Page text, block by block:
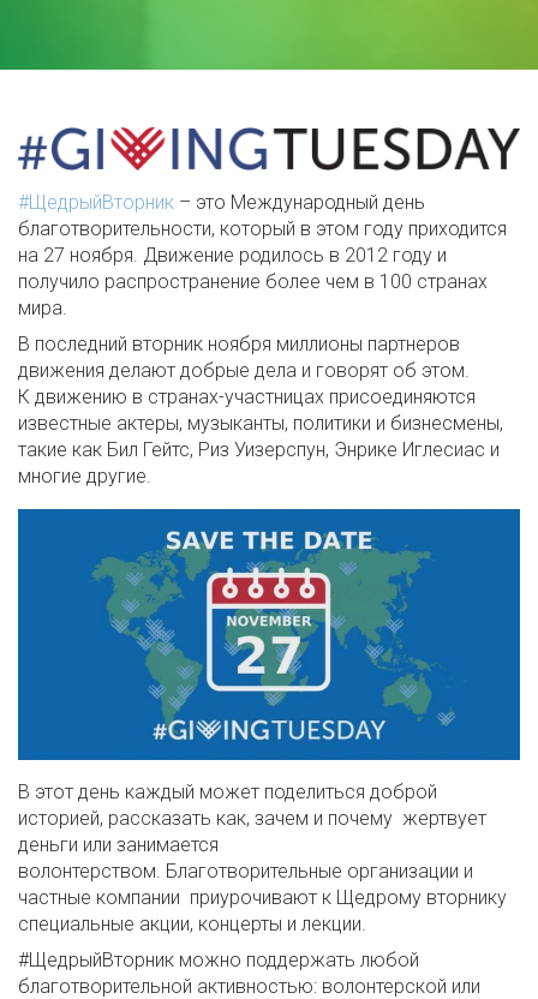
#ЩедрыйВторник – это Международный день
благотворительности, который в этом году приходится
на 27 ноября. Движение родилось в 2012 году и
получило распространение более чем в 100 странах
мира.
В последний вторник ноября миллионы партнеров
движения делают добрые дела и говорят об этом.
К движению в странах-участницах присоединяются
известные актеры, музыканты, политики и бизнесмены,
такие как Бил Гейтс, Риз Уизерспун, Энрике Иглесиас и
многие другие.
В этот день каждый может поделиться доброй
историей, рассказать как, зачем и почему жертвует
деньги или занимается
волонтерством. Благотворительные организации и
частные компании приурочивают к Щедрому вторнику
специальные акции, концерты и лекции.
#ЩедрыйВторник можно поддержать любой
благотворительной активностью: волонтерской или